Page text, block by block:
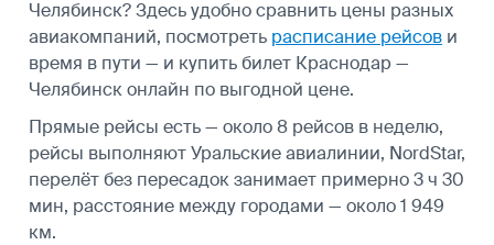
Челябинск? Здесь удобно сравнить цены разных
авиакомпаний, посмотреть расписание рейсов и
время в пути — и купить билет Краснодар —
Челябинск онлайн по выгодной цене.
Прямые рейсы есть — около 8 рейсов в неделю,
рейсы выполняют Уральские авиалинии, NordStar,
перелёт без пересадок занимает примерно 3 ч 30
мин, расстояние между городами — около 1 949
км.